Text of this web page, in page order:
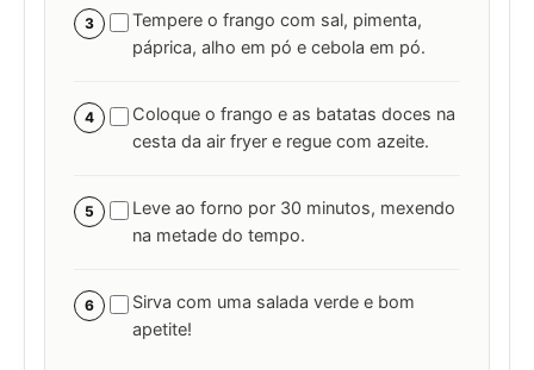
3
Tempere o frango com sal, pimenta,
páprica, alho em pó e cebola em pó.
4
Coloque o frango e as batatas doces na
cesta da air fryer e regue com azeite.
5
Leve ao forno por 30 minutos, mexendo
na metade do tempo.
6
Sirva com uma salada verde e bom
apetite!